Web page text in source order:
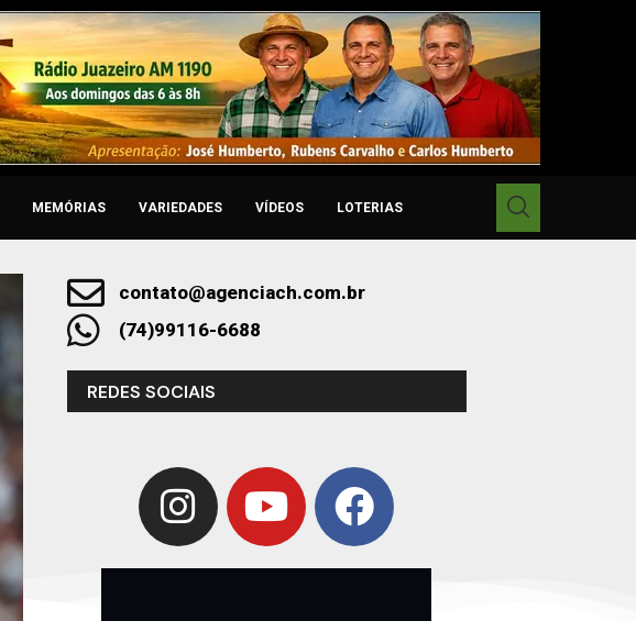
MEMÓRIAS VARIEDADES VÍDEOS LOTERIAS
contato@agenciach.com.br
(74)99116-6688
REDES SOCIAIS